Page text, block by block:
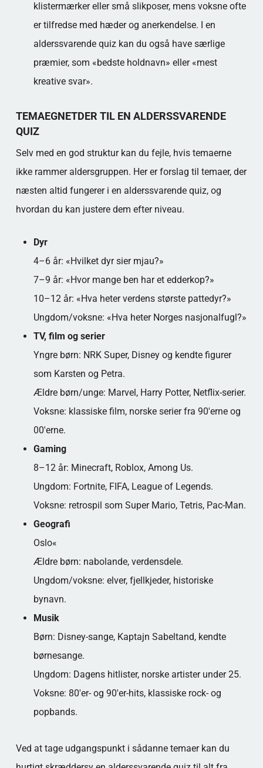
klistermærker eller små slikposer, mens voksne ofte
er tilfredse med hæder og anerkendelse. I en
alderssvarende quiz kan du også have særlige
præmier, som «bedste holdnavn» eller «mest
kreative svar».
TEMAEGNETDER TIL EN ALDERSSVARENDE
QUIZ
Selv med en god struktur kan du fejle, hvis temaerne
ikke rammer aldersgruppen. Her er forslag til temaer, der
næsten altid fungerer i en alderssvarende quiz, og
hvordan du kan justere dem efter niveau.
Dyr
4–6 år: «Hvilket dyr sier mjau?»
7–9 år: «Hvor mange ben har et edderkop?»
10–12 år: «Hva heter verdens største pattedyr?»
Ungdom/voksne: «Hva heter Norges nasjonalfugl?»
TV, film og serier
Yngre børn: NRK Super, Disney og kendte figurer
som Karsten og Petra.
Ældre børn/unge: Marvel, Harry Potter, Netflix-serier.
Voksne: klassiske film, norske serier fra 90'erne og
00'erne.
Gaming
8–12 år: Minecraft, Roblox, Among Us.
Ungdom: Fortnite, FIFA, League of Legends.
Voksne: retrospil som Super Mario, Tetris, Pac-Man.
Geografi
Oslo«
Ældre børn: nabolande, verdensdele.
Ungdom/voksne: elver, fjellkjeder, historiske
bynavn.
Musik
Børn: Disney-sange, Kaptajn Sabeltand, kendte
børnesange.
Ungdom: Dagens hitlister, norske artister under 25.
Voksne: 80'er- og 90'er-hits, klassiske rock- og
popbands.
Ved at tage udgangspunkt i sådanne temaer kan du